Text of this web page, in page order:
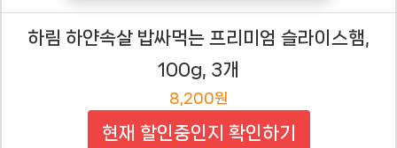
하림 하얀속살 밥싸먹는 프리미엄 슬라이스햄,
100g, 3개
8,200원
현재 할인중인지 확인하기